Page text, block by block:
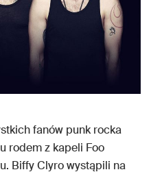
fanów punk rocka
rodem z kapeli Foo
Biffy Clyro wystąpili na